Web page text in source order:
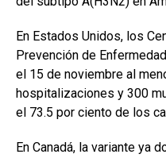
En Estados Unidos, los
Prevención de
el 15 de noviembre al
hospitalizaciones y 300
el 73.5 por ciento de los
En Canadá, la variante ya